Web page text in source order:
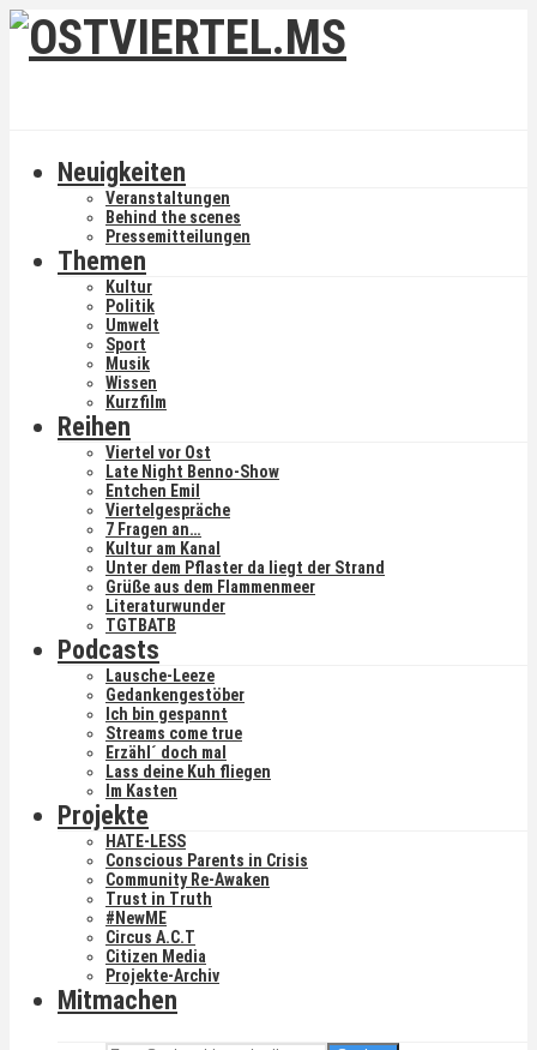
Neuigkeiten
Veranstaltungen
Behind the scenes
Pressemitteilungen
Themen
Kultur
Politik
Umwelt
Sport
Musik
Wissen
Kurzfilm
Reihen
Viertel vor Ost
Late Night Benno-Show
Entchen Emil
Viertelgespräche
7 Fragen an…
Kultur am Kanal
Unter dem Pflaster da liegt der Strand
Grüße aus dem Flammenmeer
Literaturwunder
TGTBATB
Podcasts
Lausche-Leeze
Gedankengestöber
Ich bin gespannt
Streams come true
Erzähl´ doch mal
Lass deine Kuh fliegen
Im Kasten
Projekte
HATE-LESS
Conscious Parents in Crisis
Community Re-Awaken
Trust in Truth
#NewME
Circus A.C.T
Citizen Media
Projekte-Archiv
Mitmachen